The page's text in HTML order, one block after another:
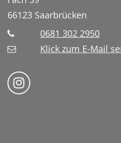
66123 Saarbrücken
0681 302 2950
Klick zum E-Mail
Bistum Trier auf